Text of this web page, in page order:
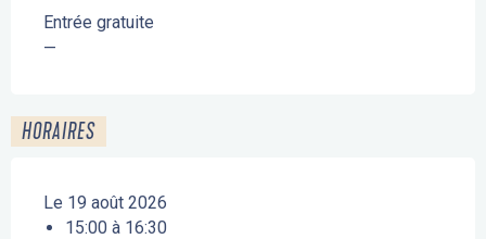
Entrée gratuite
—
HORAIRES
Le 19 août 2026
15:00 à 16:30